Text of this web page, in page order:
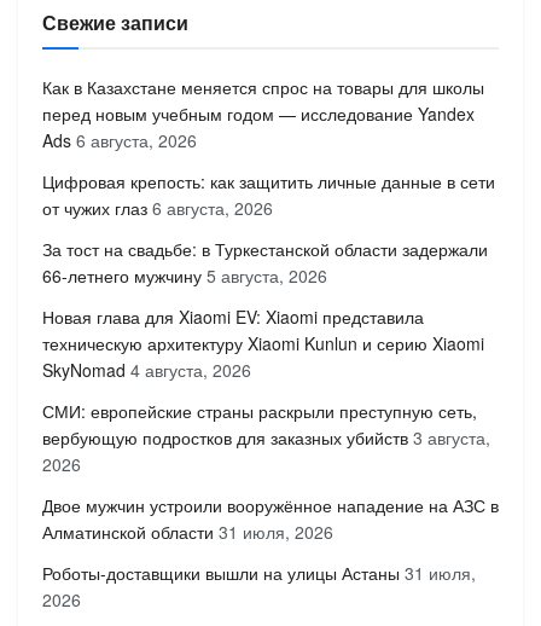
Свежие записи
Как в Казахстане меняется спрос на товары для школы
перед новым учебным годом — исследование Yandex
Ads 6 августа, 2026
Цифровая крепость: как защитить личные данные в сети
от чужих глаз 6 августа, 2026
За тост на свадьбе: в Туркестанской области задержали
66-летнего мужчину 5 августа, 2026
Новая глава для Xiaomi EV: Xiaomi представила
техническую архитектуру Xiaomi Kunlun и серию Xiaomi
SkyNomad 4 августа, 2026
СМИ: европейские страны раскрыли преступную сеть,
вербующую подростков для заказных убийств 3 августа,
2026
Двое мужчин устроили вооружённое нападение на АЗС в
Алматинской области 31 июля, 2026
Роботы-доставщики вышли на улицы Астаны 31 июля,
2026